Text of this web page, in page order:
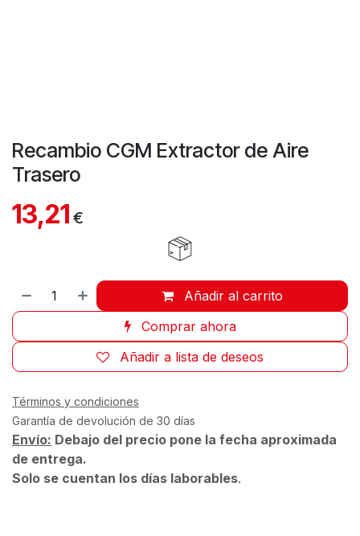
Recambio CGM Extractor de Aire
Trasero
13,21 €
Añadir al carrito
Comprar ahora
Añadir a lista de deseos
Términos y condiciones
Garantía de devolución de 30 días
Envío: Debajo del precio pone la fecha aproximada
de entrega.
Solo se cuentan los días laborables.